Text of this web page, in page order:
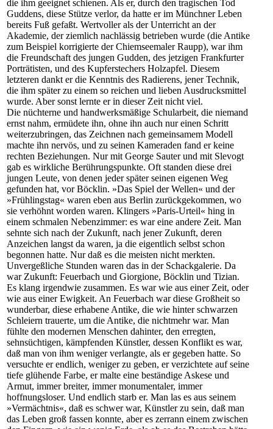
die ihm geeignet schienen. Als er, durch den tragischen Tod
Guddens, diese Stütze verlor, da hatte er im Münchner Leben
bereits Fuß gefaßt. Wertvoller als der Unterricht an der
Akademie, der ziemlich nachlässig betrieben wurde (die Antike
zum Beispiel korrigierte der Chiemseemaler Raupp), war ihm
die Freundschaft des jungen Gudden, des jetzigen Frankfurter
Porträtisten, und des Kupferstechers Holzapfel. Diesem
letzteren dankt er die Kenntnis des Radierens, jener Technik,
die ihm später zu einem so reichen und lieben Ausdrucksmittel
wurde. Aber sonst lernte er in dieser Zeit nicht viel.
Die nüchterne und handwerksmäßige Schularbeit, die niemand
ernst nahm, ermüdete ihn, ohne ihn auch nur einen Schritt
weiterzubringen, das Zeichnen nach gemeinsamem Modell
machte ihn nervös, und zu seinen Kameraden fand er keine
rechten Beziehungen. Nur mit George Sauter und mit Slevogt
gab es wirkliche Berührungspunkte. Oft standen diese drei
jungen Leute, von denen jeder später seinen eigenen Weg
gefunden hat, vor Böcklin. »Das Spiel der Wellen« und der
»Frühlingstag« waren eben aus Berlin zurückgekommen, wo
sie verhöhnt worden waren. Klingers »Paris-Urteil« hing in
einem schmalen Nebenzimmer: es war eine andere Zeit. Man
sehnte sich nach der Zukunft, nach jener Zukunft, deren
Anzeichen langst da waren, ja die eigentlich selbst schon
begonnen hatte. Nur daß es die meisten nicht merkten.
Unvergeßliche Stunden waren das in der Schackgalerie. Da
war Zukunft: Feuerbach und Giorgione, Böcklin und Tizian.
Es klang irgendwie zusammen. Es war wie aus einer Zeit, oder
wie aus einer Ewigkeit. An Feuerbach war diese Großheit so
wunderbar, diese erhabene Antike, die wie hinter schwarzen
Schleiern trauerte, um die Antike, die nichtmehr war. Man
fühlte den modernen Menschen dahinter, den erregten,
sehnsüchtigen, kämpfenden Künstler, dessen Konflikt es war,
daß man von ihm weniger verlangte, als er gegeben hatte. So
versuchte er endlich, weniger zu geben, er verzichtete auf seine
tiefe glühende Farbe, er malte eine beständige Askese und
Armut, immer breiter, immer monumentaler, immer
hoffnungsloser. Und endlich starb er. Man las es aus seinem
»Vermächtnis«, daß es schwer war, Künstler zu sein, daß man
das Leben groß fassen konnte, aber es zerrann einem zwischen